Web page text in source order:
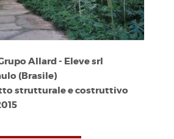
Allard - Eleve srl
(Brasile)
strutturale e costruttivo